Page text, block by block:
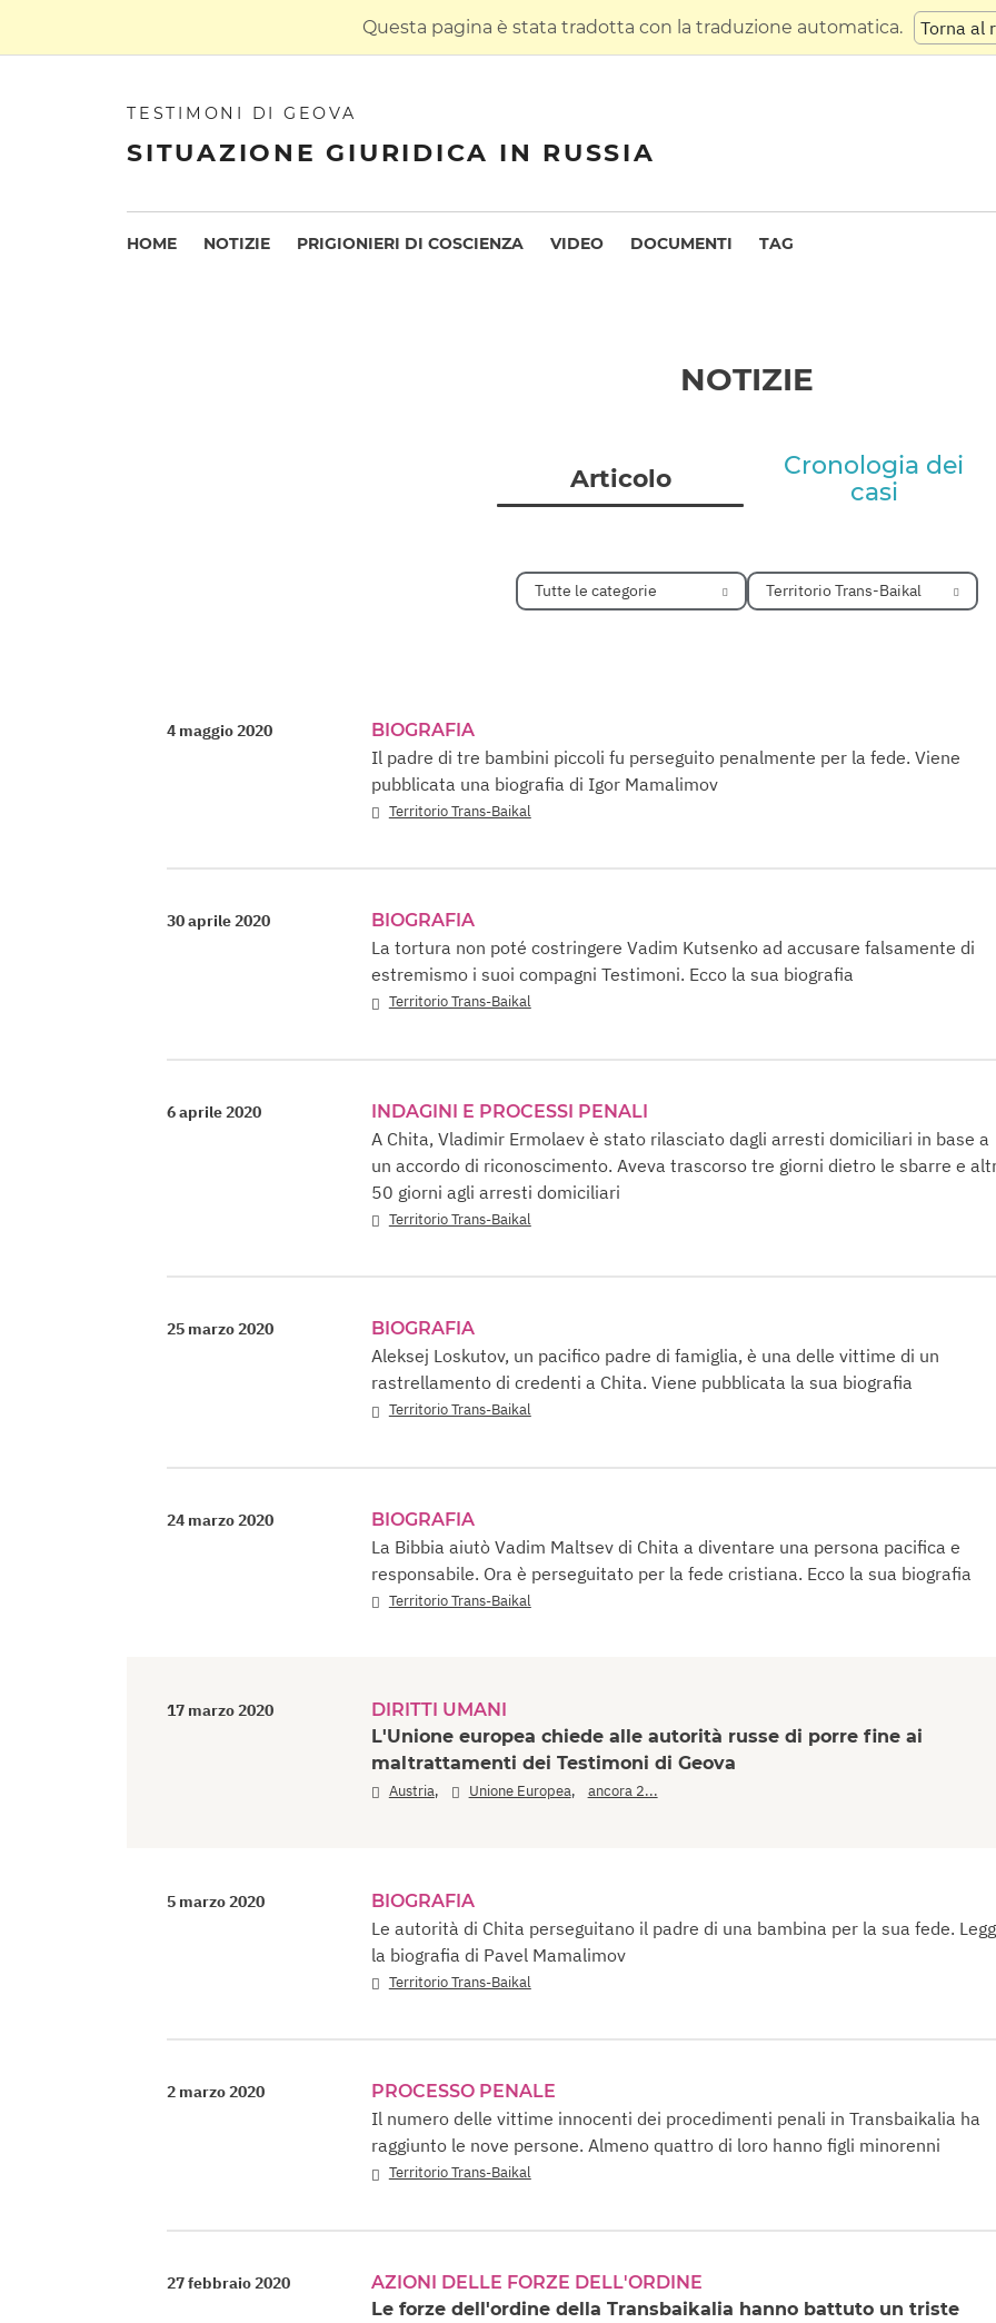
Questa pagina è stata tradotta con la traduzione automatica. Torna al
TESTIMONI DI GEOVA
SITUAZIONE GIURIDICA IN RUSSIA
HOME NOTIZIE PRIGIONIERI DI COSCIENZA VIDEO DOCUMENTI TAG
NOTIZIE
Articolo
Cronologia dei
casi
Tutte le categorie Territorio Trans-Baikal
4 maggio 2020 BIOGRAFIA
Il padre di tre bambini piccoli fu perseguito penalmente per la fede. Viene
pubblicata una biografia di Igor Mamalimov
Territorio Trans-Baikal
30 aprile 2020 BIOGRAFIA
La tortura non poté costringere Vadim Kutsenko ad accusare falsamente di
estremismo i suoi compagni Testimoni. Ecco la sua biografia
Territorio Trans-Baikal
6 aprile 2020 INDAGINI E PROCESSI PENALI
A Chita, Vladimir Ermolaev è stato rilasciato dagli arresti domiciliari in base a
un accordo di riconoscimento. Aveva trascorso tre giorni dietro le sbarre e
50 giorni agli arresti domiciliari
Territorio Trans-Baikal
25 marzo 2020 BIOGRAFIA
Aleksej Loskutov, un pacifico padre di famiglia, è una delle vittime di un
rastrellamento di credenti a Chita. Viene pubblicata la sua biografia
Territorio Trans-Baikal
24 marzo 2020 BIOGRAFIA
La Bibbia aiutò Vadim Maltsev di Chita a diventare una persona pacifica e
responsabile. Ora è perseguitato per la fede cristiana. Ecco la sua biografia
Territorio Trans-Baikal
17 marzo 2020
DIRITTI UMANI
L'Unione europea chiede alle autorità russe di porre fine ai
maltrattamenti dei Testimoni di Geova
Austria, Unione Europea, ancora 2...
5 marzo 2020 BIOGRAFIA
Le autorità di Chita perseguitano il padre di una bambina per la sua fede.
la biografia di Pavel Mamalimov
Territorio Trans-Baikal
2 marzo 2020 PROCESSO PENALE
Il numero delle vittime innocenti dei procedimenti penali in Transbaikalia ha
raggiunto le nove persone. Almeno quattro di loro hanno figli minorenni
Territorio Trans-Baikal
27 febbraio 2020
AZIONI DELLE FORZE DELL'ORDINE
Le forze dell'ordine della Transbaikalia hanno battuto un triste